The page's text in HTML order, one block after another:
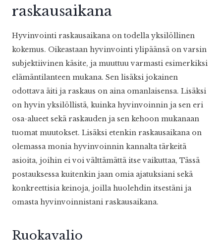
raskausaikana
Hyvinvointi raskausaikana on todella yksilöllinen
kokemus. Oikeastaan hyvinvointi ylipäänsä on varsin
subjektiivinen käsite, ja muuttuu varmasti esimerkiksi
elämäntilanteen mukana. Sen lisäksi jokainen
odottava äiti ja raskaus on aina omanlaisensa. Lisäksi
on hyvin yksilöllistä, kuinka hyvinvoinnin ja sen eri
osa-alueet sekä raskauden ja sen kehoon mukanaan
tuomat muutokset. Lisäksi etenkin raskausaikana on
olemassa monia hyvinvoinnin kannalta tärkeitä
asioita, joihin ei voi välttämättä itse vaikuttaa, Tässä
postauksessa kuitenkin jaan omia ajatuksiani sekä
konkreettisia keinoja, joilla huolehdin itsestäni ja
omasta hyvinvoinnistani raskausaikana.
Ruokavalio